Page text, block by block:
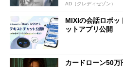
AD（クレディセゾン）
MIXIの会話ロボ
ットアプリ公開
カードローン50